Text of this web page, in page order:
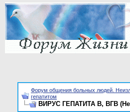
Форум общения больных людей.
гепатитом
ВИРУС ГЕПАТИТА В, ВГВ